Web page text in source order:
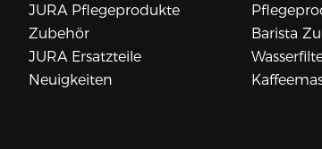
JURA Pflegeprodukte
Zubehör
Barista
JURA Ersatzteile
Neuigkeiten